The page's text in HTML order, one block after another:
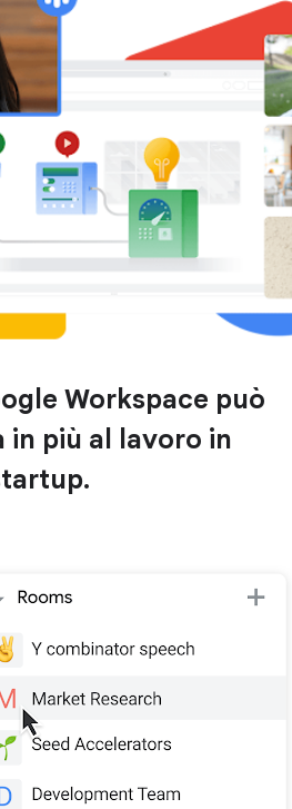
Workspace può
in più al lavoro in